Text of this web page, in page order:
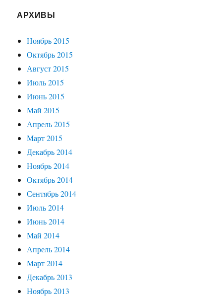
АРХИВЫ
Ноябрь 2015
Октябрь 2015
Август 2015
Июль 2015
Июнь 2015
Май 2015
Апрель 2015
Март 2015
Декабрь 2014
Ноябрь 2014
Октябрь 2014
Сентябрь 2014
Июль 2014
Июнь 2014
Май 2014
Апрель 2014
Март 2014
Декабрь 2013
Ноябрь 2013